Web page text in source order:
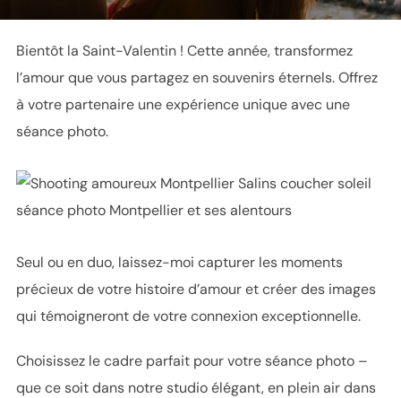
Bientôt la Saint-Valentin ! Cette année, transformez
l’amour que vous partagez en souvenirs éternels. Offrez
à votre partenaire une expérience unique avec une
séance photo.
Seul ou en duo, laissez-moi capturer les moments
précieux de votre histoire d’amour et créer des images
qui témoigneront de votre connexion exceptionnelle.
Choisissez le cadre parfait pour votre séance photo –
que ce soit dans notre studio élégant, en plein air dans